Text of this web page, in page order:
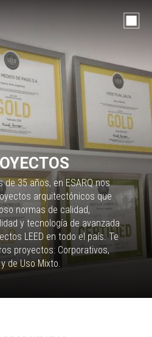
35 años, en ESARQ nos
arquitectónicos que
normas de calidad,
y tecnología de avanzada.
LEED en todo el país. Te
proyectos: Corporativos,
de Uso Mixto.